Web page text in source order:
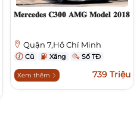
𝐌𝐞𝐫𝐜𝐞𝐝𝐞𝐬 𝐂𝟑𝟎𝟎 𝐀𝐌𝐆 𝐌𝐨𝐝𝐞𝐥 𝟐𝟎𝟏𝟖
Quận 7,Hồ Chí Minh
Cũ Xăng Số TĐ
Xem thêm 739 Triệu